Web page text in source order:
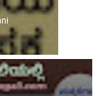
periyodi
: ಸಂಚಿಕೆ -